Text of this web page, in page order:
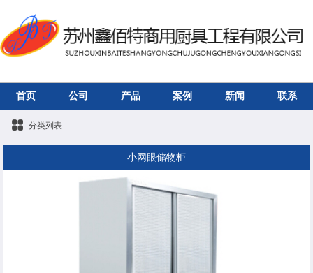
首页 公司 产品 案例 新闻 联系
分类列表
小网眼储物柜